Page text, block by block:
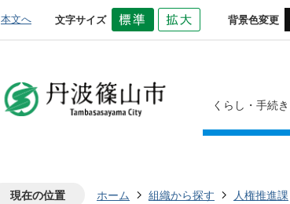
本文へ 文字サイズ 背景色変更
くらし・手続き
現在の位置 ホーム 組織から探す 人権推進課